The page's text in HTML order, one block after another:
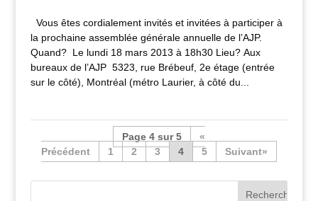
Vous êtes cordialement invités et invitées à participer à
la prochaine assemblée générale annuelle de l’AJP.
Quand? Le lundi 18 mars 2013 à 18h30 Lieu? Aux
bureaux de l’AJP 5323, rue Brébeuf, 2e étage (entrée
sur le côté), Montréal (métro Laurier, à côté du...
Page 4 sur 5
«
1
2 3 4 5 »